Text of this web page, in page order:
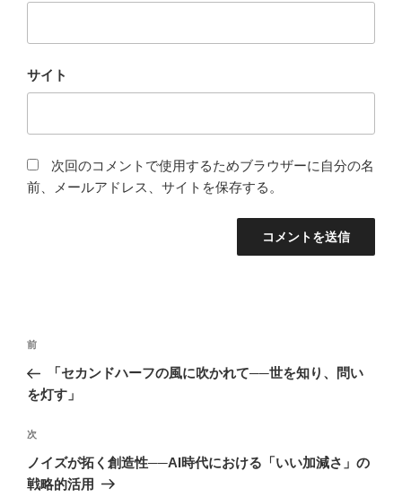
サイト
次回のコメントで使用するためブラウザーに自分の名
前、メールアドレス、サイトを保存する。
投
ナ
ゲ
ー
シ
前
の
投
前
「セカンドハーフの風に吹かれて──世を知り、問い
を灯す」
次
の
投
次
ノイズが拓く創造性──AI時代における「いい加減さ」の
戦略的活用